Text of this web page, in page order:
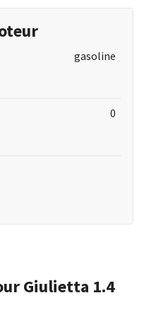
gasoline
0
Giulietta 1.4